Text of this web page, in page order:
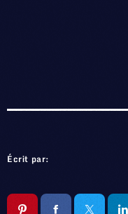
Écrit par: